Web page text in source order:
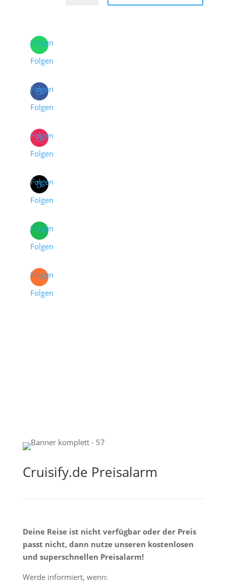
Folgen
Folgen
Folgen
Folgen
Folgen
Folgen
Folgen
Folgen
Folgen
Folgen
Folgen
Folgen
Cruisify.de Preisalarm
Deine Reise ist nicht verfügbar oder der Preis
passt nicht, dann nutze unseren kostenlosen
und superschnellen Preisalarm!
Werde informiert, wenn: